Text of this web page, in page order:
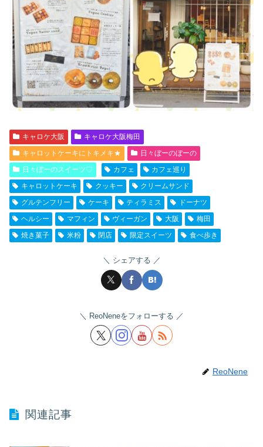
キャロケ大阪
キャロケ大阪梅田
キャロットケーキにトキメキ★
日々ぼーのぼーの
日々ぼーのスイーツ♡
カフェ
カフェ巡り
キャロットケーキ
クッキー
クリームサンド
グルテンフリー
ケーキ ティラミス
ドーナツ
ヘルシー
マフィン ヴィーガン 大阪
梅田
焼き菓子
米粉 閉店 限定スイーツ 食べ歩き
シェアする
ReoNeneをフォローする
ReoNene
関連記事